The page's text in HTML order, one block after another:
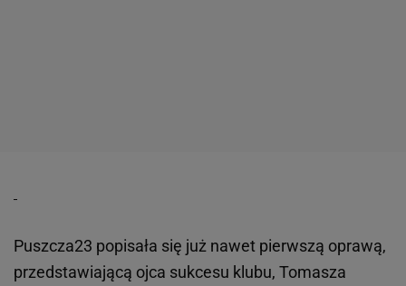
Puszcza23 popisała się już nawet pierwszą oprawą,
przedstawiającą ojca sukcesu klubu, Tomasza